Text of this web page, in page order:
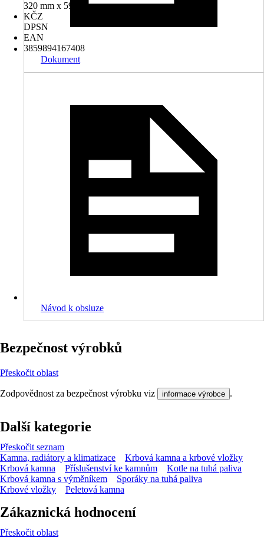
320 mm x 590 mm
KČZ
DPSN
EAN
3859894167408
Dokument
Návod k obsluze
Bezpečnost výrobků
Přeskočit oblast
Zodpovědnost za bezpečnost výrobku viz informace výrobce .
Další kategorie
Přeskočit seznam
Kamna, radiátory a klimatizace
Krbová kamna a krbové vložky
Krbová kamna
Příslušenství ke kamnům
Kotle na tuhá paliva
Krbová kamna s výměníkem
Sporáky na tuhá paliva
Krbové vložky
Peletová kamna
Zákaznická hodnocení
Přeskočit oblast